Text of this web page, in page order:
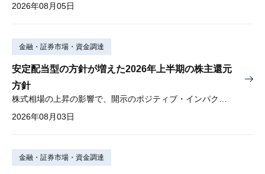
2026年08月05日
金融・証券市場・資金調達
安定配当型の方針が増えた2026年上半期の株主還元
方針
株式相場の上昇の影響で、開示のポジティブ・インパクトは低下
2026年08月03日
金融・証券市場・資金調達